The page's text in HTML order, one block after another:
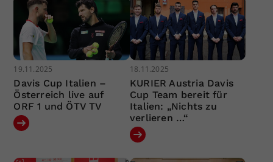
19.11.2025
Davis Cup Italien –
Österreich live auf
ORF 1 und ÖTV TV
18.11.2025
KURIER Austria Davis
Cup Team bereit für
Italien: „Nichts zu
verlieren …“